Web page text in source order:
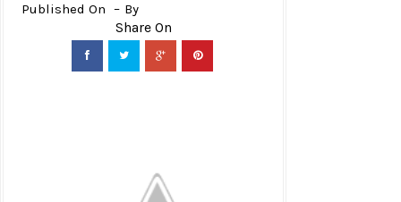
Published On By